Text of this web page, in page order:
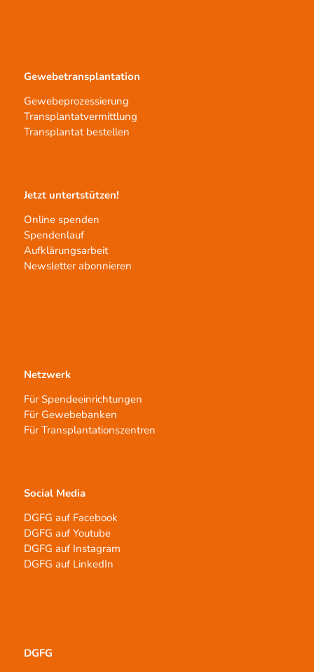
Gewebetransplantation
Gewebeprozessierung
Transplantatvermittlung
Transplantat bestellen
Jetzt untertstützen!
Online spenden
Spendenlauf
Aufklärungsarbeit
Newsletter abonnieren
Netzwerk
Für Spendeeinrichtungen
Für Gewebebanken
Für Transplantationszentren
Social Media
DGFG auf Facebook
DGFG auf Youtube
DGFG auf Instagram
DGFG auf LinkedIn
DGFG